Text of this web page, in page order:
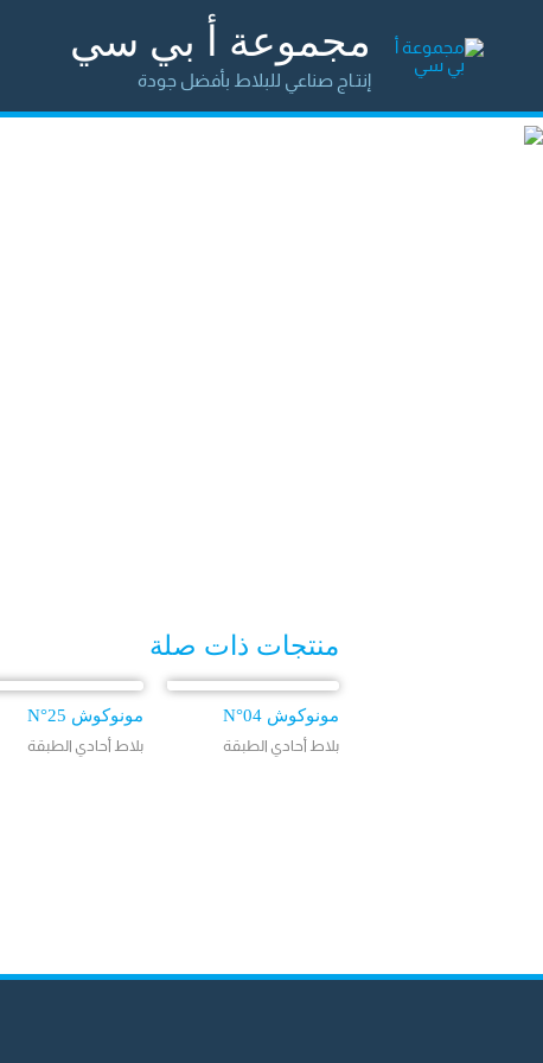
مجموعة أ بي سي
إنتـاج صناعي للبلاط بأفضل جودة
منتجات ذات صلة
مونوكوش N°04
بلاط أحادي الطبقة
مونوكوش N°25
بلاط أحادي الطبقة